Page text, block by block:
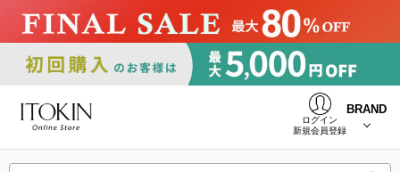
ログイン
新規会員登録
BRAND